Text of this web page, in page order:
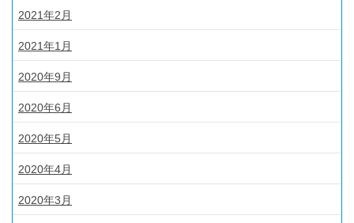
2021年2月
2021年1月
2020年9月
2020年6月
2020年5月
2020年4月
2020年3月